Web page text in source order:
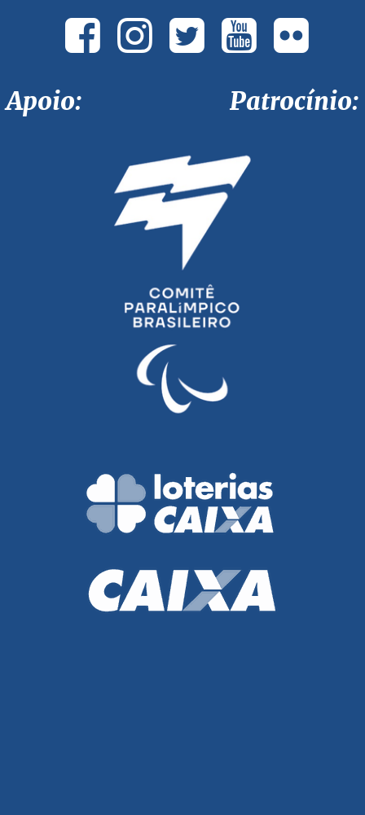
Apoio: Patrocínio: